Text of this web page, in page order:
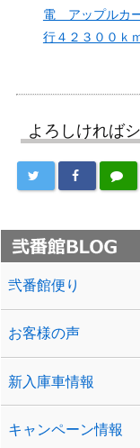
電 アップルカ
行４２３００ｋ
よろしければ
弐番館便り
お客様の声
新入庫車情報
キャンペーン情報